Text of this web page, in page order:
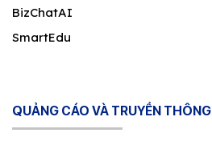
BizChatAI
SmartEdu
QUẢNG CÁO VÀ TRUYỀN THÔNG